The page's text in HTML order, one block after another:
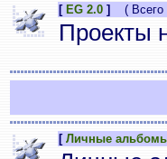
[ EG 2.0 ] ( Всего
Проекты
[ Личные